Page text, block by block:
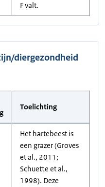
F valt.
diergezondheid
Toelichting
Het hartebeest is
een grazer (Groves
et al., 2011;
Schuette et al.,
1998). Deze